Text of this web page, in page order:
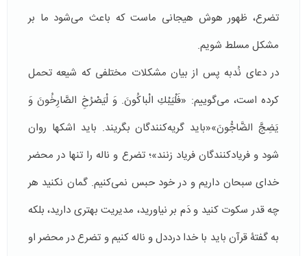
تضرع، ظهور هوش هیجانی ماست که باعث می­‌شود ما بر
مشکل مسلط شویم.
در دعای نُدبه پس از بیان مشکلات مختلفی که شیعه تحمل
کرده است، می‌گوییم: «فَلْیَبْكِ الْباكُونَ. وَ لْیَصْرُخِ الصَّارِخُونَ وَ
یَضِجَّ الضَّاجُّونَ»«باید گریه‌کنندگان بگریند. باید اشک­ها روان
شود و فریادکنندگان فریاد زنند»؛ تضرع و ناله را تنها در محضر
خدای سبحان داریم و در خود حبس نمی­‌کنیم. گمان نکنید هر
چه قدر سکوت کنید و دَم بر نیاورید، مدیریت بهتری دارید، بلکه
به گفتۀ قرآن باید با خدا درددل و ناله کنیم و تضرع در محضر او